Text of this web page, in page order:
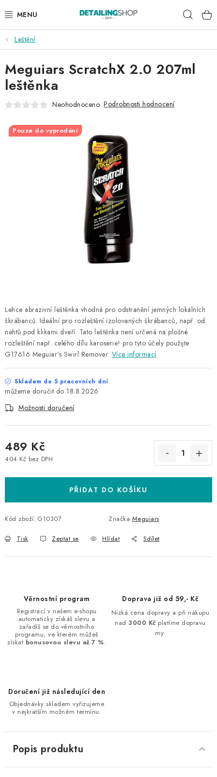
na
AKCE
NOVINKY
EXTERIÉR
DÁRKOVÉ SADY A POUKAZY
Věrnostní program
Všeobecné obchodní podmínky
Podmínky ochrany osobních údajů
Mapa serveru
Leštění
Lehce abrazivní leštěnka vhodná pro odstranění jemných lokálních
škrábanců. Ideální pro rozleštění izolovaných škrábanců, např. od
nehtů pod klikami dveří. Tato leštěnka není určená na plošné
rozleštění např. celého dílu karoserie! pro tyto účely použijte
G17616 Meguiar's Swirl Remover. Více informací
Skladem do 5 pracovních dní
18.8.2026
Možnosti doručení
489 Kč
404 Kč bez DPH
PŘIDAT DO KOŠÍKU
Kód zboží: G10307 Značka:Meguiars
Tisk Zeptat se Hlídat Sdílet
Meguiars ScratchX 2.0 207ml
leštěnka
Neohodnoceno Podrobnosti hodnocení
Pouze do vyprodání
Věrnostní program
Registrací v našem e-shopu
automaticky získáš slevu a
zařadíš se do věrnostního
programu, ve kterém můžeš
získat bonusovou slevu až 7 %.
Doprava již od 59,- Kč
Nízká cena dopravy a při nákupu
nad3000 Kč platíme dopravu
my.
Doručení již následující den
Objednávky skladem vyřizujeme
v nejkratším možném termínu.
Popis produktu